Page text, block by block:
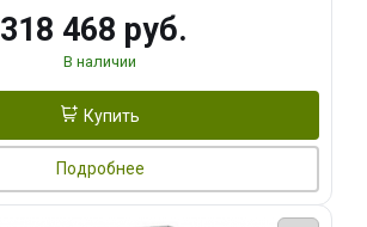
318 468 руб.
В наличии
Купить
Подробнее